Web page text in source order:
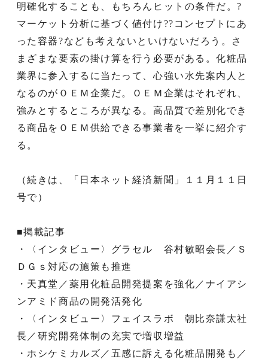
明確化することも、もちろんヒットの条件だ。?
マーケット分析に基づく値付け??コンセプトにあ
った容器?なども考えないといけないだろう。さ
まざまな要素の掛け算を行う必要がある。化粧品
業界に参入するに当たって、心強い水先案内人と
なるのがＯＥＭ企業だ。ＯＥＭ企業はそれぞれ、
強みとするところが異なる。高品質で差別化でき
る商品をＯＥＭ供給できる事業者を一挙に紹介す
る。
（続きは、「日本ネット経済新聞」１１月１１日
号で）
■掲載記事
・〈インタビュー〉グラセル 谷村敏昭会長／Ｓ
ＤＧｓ対応の施策も推進
・天真堂／薬用化粧品開発提案を強化／ナイアシ
ンアミド商品の開発活発化
・〈インタビュー〉フェイスラボ 朝比奈謙太社
長／研究開発体制の充実で増収増益
・ホシケミカルズ／五感に訴える化粧品開発も／